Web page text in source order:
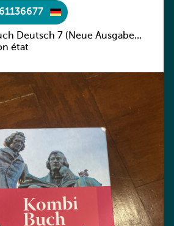
Deutsch 7 (Neue Ausgabe
état